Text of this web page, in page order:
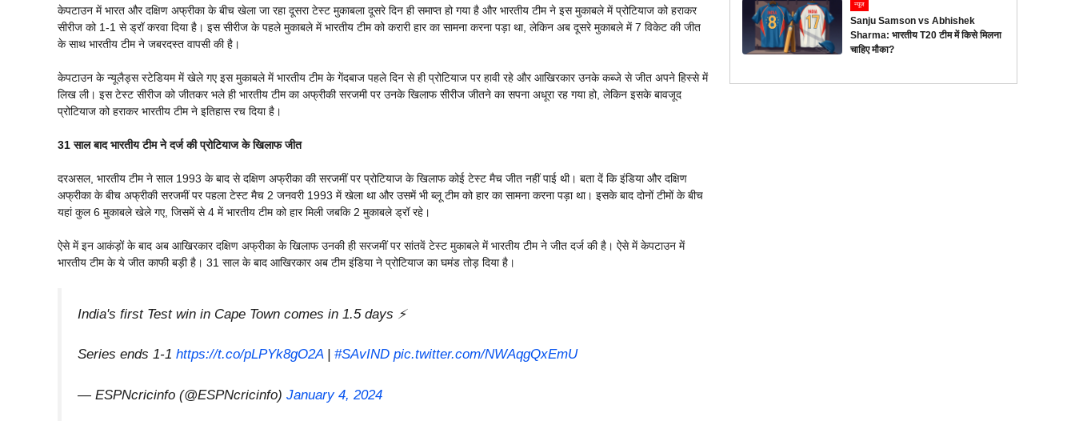
केपटाउन में भारत और दक्षिण अफ्रीका के बीच खेला जा रहा दूसरा टेस्ट मुकाबला दूसरे दिन ही समाप्त हो गया है और भारतीय टीम ने इस मुकाबले में प्रोटियाज को हराकर
सीरीज को 1-1 से ड्रॉ करवा दिया है। इस सीरीज के पहले मुकाबले में भारतीय टीम को करारी हार का सामना करना पड़ा था, लेकिन अब दूसरे मुकाबले में 7 विकेट की जीत
के साथ भारतीय टीम ने जबरदस्त वापसी की है।
केपटाउन के न्यूलैड्स स्टेडियम में खेले गए इस मुकाबले में भारतीय टीम के गेंदबाज पहले दिन से ही प्रोटियाज पर हावी रहे और आखिरकार उनके कब्जे से जीत अपने हिस्से में
लिख ली। इस टेस्ट सीरीज को जीतकर भले ही भारतीय टीम का अफ्रीकी सरजमी पर उनके खिलाफ सीरीज जीतने का सपना अधूरा रह गया हो, लेकिन इसके बावजूद
प्रोटियाज को हराकर भारतीय टीम ने इतिहास रच दिया है।
31 साल बाद भारतीय टीम ने दर्ज की प्रोटियाज के खिलाफ जीत
दरअसल, भारतीय टीम ने साल 1993 के बाद से दक्षिण अफ्रीका की सरजमीं पर प्रोटियाज के खिलाफ कोई टेस्ट मैच जीत नहीं पाई थी। बता दें कि इंडिया और दक्षिण
अफ्रीका के बीच अफ्रीकी सरजमीं पर पहला टेस्ट मैच 2 जनवरी 1993 में खेला था और उसमें भी ब्लू टीम को हार का सामना करना पड़ा था। इसके बाद दोनों टीमों के बीच
यहां कुल 6 मुकाबले खेले गए, जिसमें से 4 में भारतीय टीम को हार मिली जबकि 2 मुकाबले ड्रॉ रहे।
ऐसे में इन आकंड़ों के बाद अब आखिरकार दक्षिण अफ्रीका के खिलाफ उनकी ही सरजमीं पर सांतवें टेस्ट मुकाबले में भारतीय टीम ने जीत दर्ज की है। ऐसे में केपटाउन में
भारतीय टीम के ये जीत काफी बड़ी है। 31 साल के बाद आखिरकार अब टीम इंडिया ने प्रोटियाज का घमंड तोड़ दिया है।
India's first Test win in Cape Town comes in 1.5 days ⚡️
Series ends 1-1 https://t.co/pLPYk8gO2A| #SAvIND pic.twitter.com/NWAqgQxEmU
— ESPNcricinfo (@ESPNcricinfo) January 4, 2024
न्यूज
Sanju Samson vs Abhishek
Sharma: भारतीय T20 टीम में किसे मिलना
चाहिए मौका?